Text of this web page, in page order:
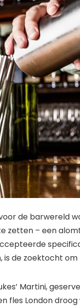
de barwereld
zetten – een
de zoektocht
Martini,
fles London